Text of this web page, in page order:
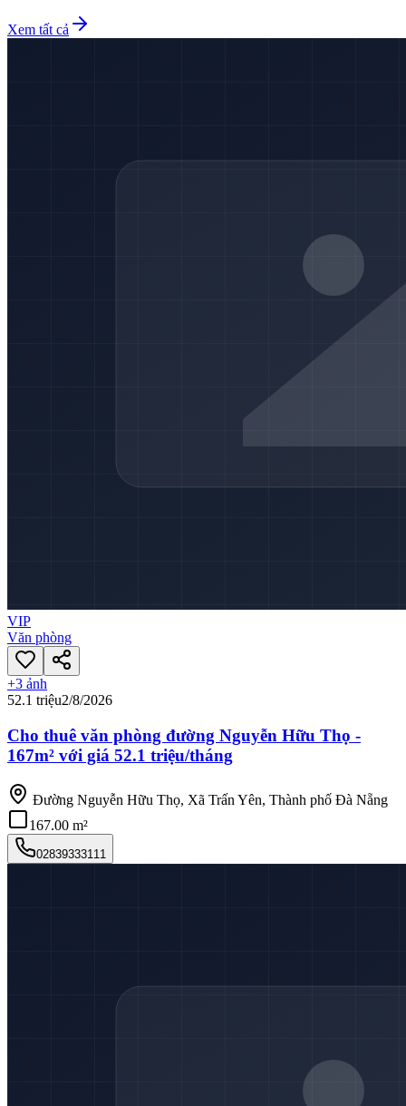
Xem tất cả
VIP
Văn phòng
+3 ảnh
52.1 triệu2/8/2026
Cho thuê văn phòng đường Nguyễn Hữu Thọ -
167m² với giá 52.1 triệu/tháng
Đường Nguyễn Hữu Thọ, Xã Trấn Yên, Thành phố Đà Nẵng
167.00 m²
02839333111